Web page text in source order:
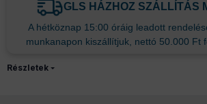
GLS HÁZHOZ SZÁLLÍTÁS
A hétköznap 15:00 óráig leadott
munkanapon kiszállítjuk, nettó 50.000 Ft
Részletek